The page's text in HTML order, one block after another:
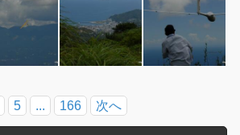
5 ... 166 次へ